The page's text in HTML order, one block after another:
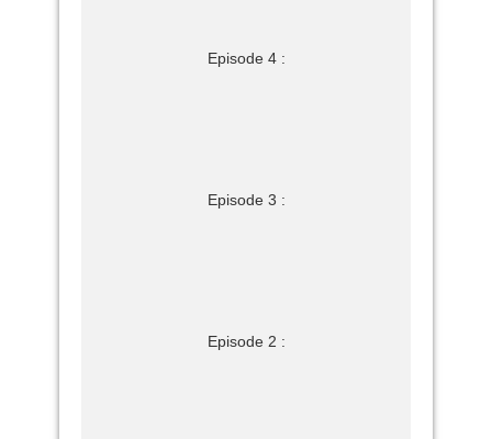
Episode 4 :
Episode 3 :
Episode 2 :